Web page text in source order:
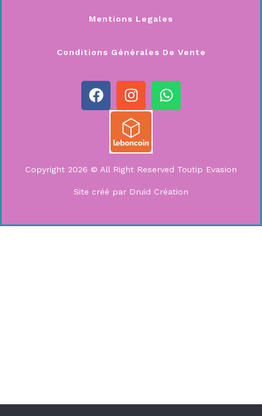
Mentions Legales
Conditions Générales De Vente
Copyright 2026 © All Right Reserved Toutip Evasion
Site créé par Druid Création